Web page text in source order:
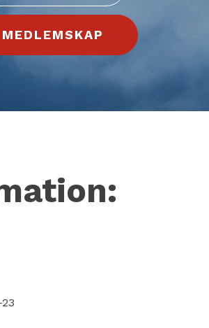
MEDLEMSKAP